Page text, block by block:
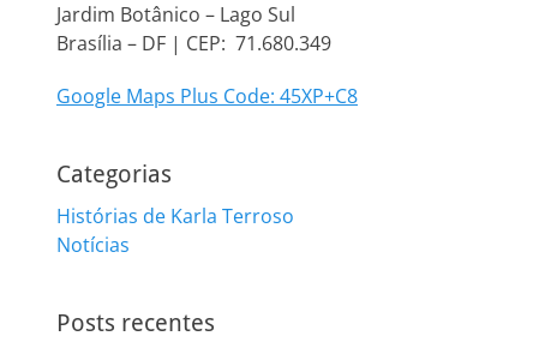
Jardim Botânico – Lago Sul
Brasília – DF | CEP: 71.680.349
Google Maps Plus Code: 45XP+C8
Categorias
Histórias de Karla Terroso
Notícias
Posts recentes